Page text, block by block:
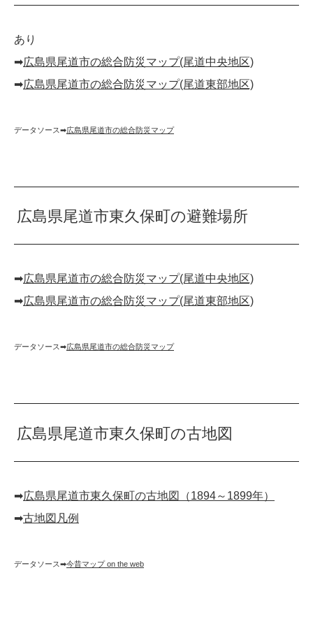
あり
➡︎広島県尾道市の総合防災マップ(尾道中央地区)
➡︎広島県尾道市の総合防災マップ(尾道東部地区)
データソース➡︎広島県尾道市の総合防災マップ
広島県尾道市東久保町の避難場所
➡︎広島県尾道市の総合防災マップ(尾道中央地区)
➡︎広島県尾道市の総合防災マップ(尾道東部地区)
データソース➡︎広島県尾道市の総合防災マップ
広島県尾道市東久保町の古地図
➡︎広島県尾道市東久保町の古地図（1894～1899年）
➡︎古地図凡例
データソース➡︎今昔マップ on the web